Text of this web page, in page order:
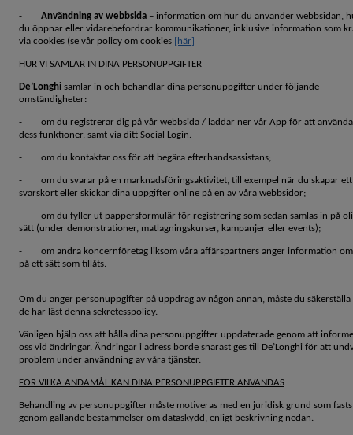
- Användning av webbsida – information om hur du använder webbsidan,
du öppnar eller vidarebefordrar kommunikationer, inklusive information som
via cookies (se vår policy om cookies
[här]
HUR VI SAMLAR IN DINA PERSONUPPGIFTER
De’Longhi samlar in och behandlar dina personuppgifter under följande
omständigheter:
- om du registrerar dig på vår webbsida / laddar ner vår App för att använda
dess funktioner, samt via ditt Social Login.
- om du kontaktar oss för att begära efterhandsassistans;
- om du svarar på en marknadsföringsaktivitet, till exempel när du skapar ett
svarskort eller skickar dina uppgifter online på en av våra webbsidor;
- om du fyller ut pappersformulär för registrering som sedan samlas in på
sätt (under demonstrationer, matlagningskurser, kampanjer eller events);
- om andra koncernföretag liksom våra affärspartners anger information
på ett sätt som tillåts.
Om du anger personuppgifter på uppdrag av någon annan, måste du säkerställa
de har läst denna sekretesspolicy.
Vänligen hjälp oss att hålla dina personuppgifter uppdaterade genom att
oss vid ändringar. Ändringar i adress borde snarast ges till De’Longhi för att
problem under användning av våra tjänster.
FÖR VILKA ÄNDAMÅL KAN DINA PERSONUPPGIFTER ANVÄNDAS
Behandling av personuppgifter måste motiveras med en juridisk grund som
genom gällande bestämmelser om dataskydd, enligt beskrivning nedan.